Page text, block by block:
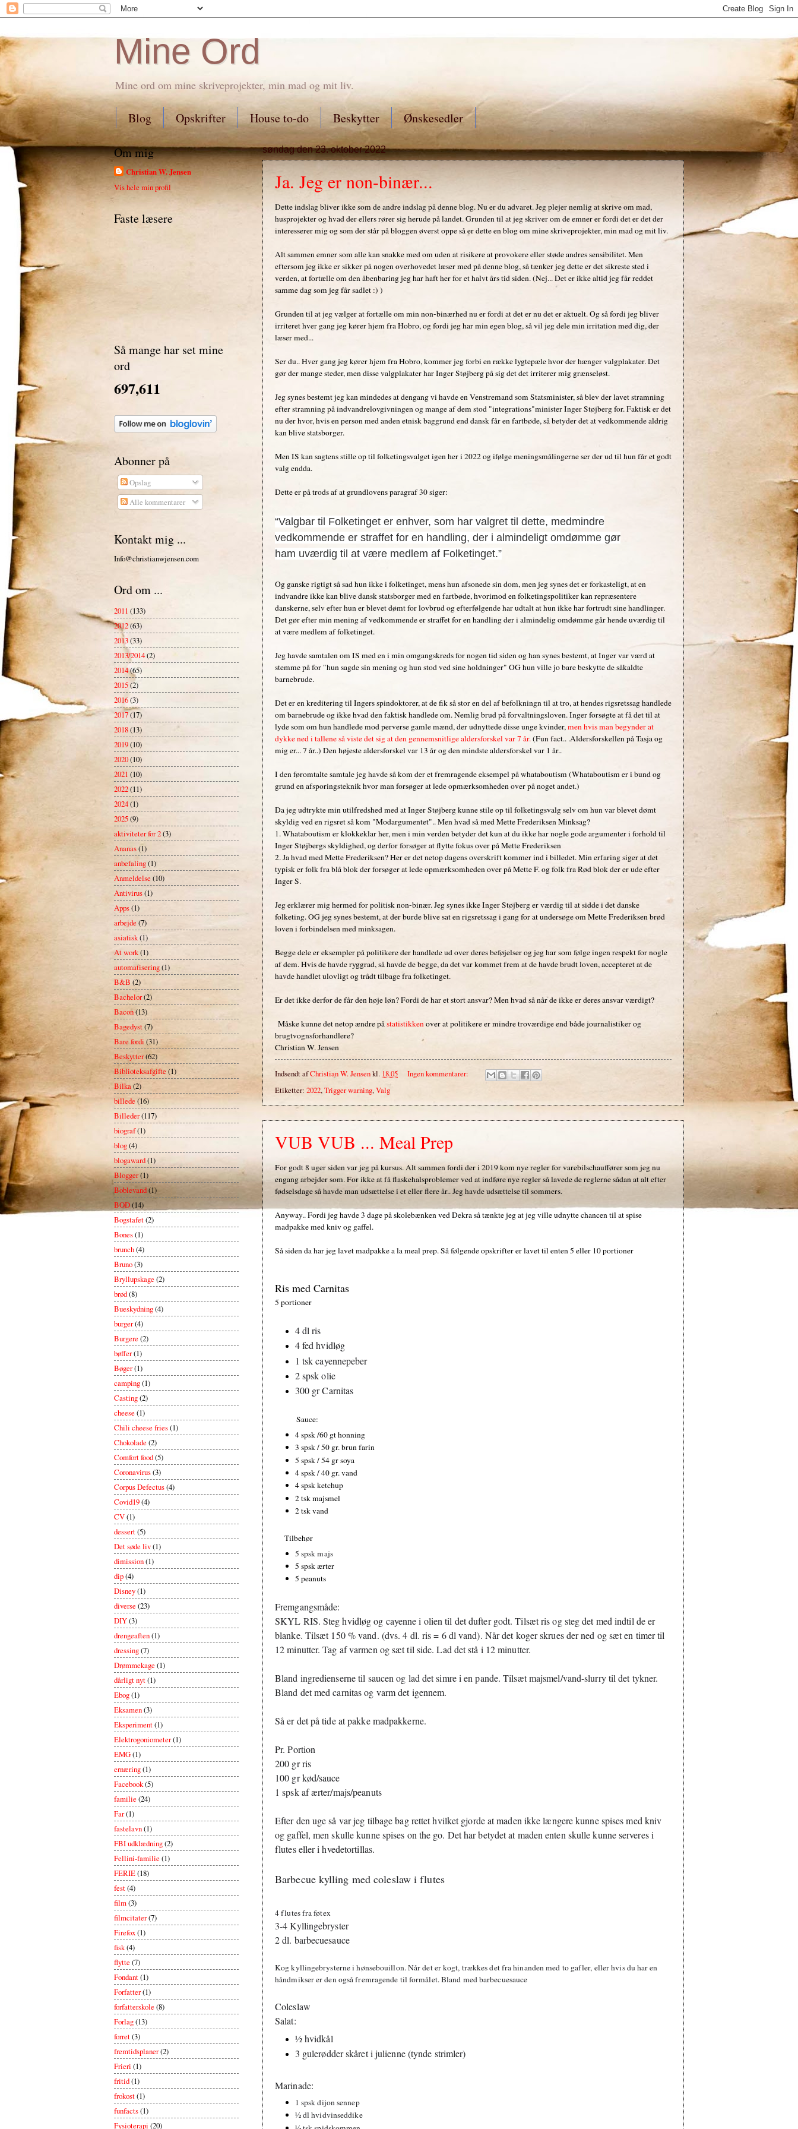
Mine Ord
Mine ord om mine skriveprojekter, min mad og mit liv.
Blog Opskrifter House to-do Beskytter Ønskesedler
søndag den 23. oktober 2022
Ja. Jeg er non-binær...
Dette indslag bliver ikke som de andre indslag på denne blog. Nu er du advaret. Jeg plejer nemlig at skrive om mad,
husprojekter og hvad der ellers rører sig herude på landet. Grunden til at jeg skriver om de emner er fordi det er det der
interesserer mig og som der står på bloggen øverst oppe så er dette en blog om mine skriveprojekter, min mad og mit liv.
Alt sammen emner som alle kan snakke med om uden at risikere at provokere eller støde andres sensibilitet. Men
eftersom jeg ikke er sikker på nogen overhovedet læser med på denne blog, så tænker jeg dette er det sikreste sted i
verden, at fortælle om den åbenbaring jeg har haft her for et halvt års tid siden. (Nej... Det er ikke altid jeg får reddet
samme dag som jeg får sadlet :) )
Grunden til at jeg vælger at fortælle om min non-binærhed nu er fordi at det er nu det er aktuelt. Og så fordi jeg bliver
irriteret hver gang jeg kører hjem fra Hobro, og fordi jeg har min egen blog, så vil jeg dele min irritation med dig, der
læser med...
Ser du.. Hver gang jeg kører hjem fra Hobro, kommer jeg forbi en række lygtepæle hvor der hænger valgplakater. Det
gør der mange steder, men disse valgplakater har Inger Støjberg på sig det det irriterer mig grænseløst.
Jeg synes bestemt jeg kan mindedes at dengang vi havde en Venstremand som Statsminister, så blev der lavet stramning
efter stramning på indvandrelovgivningen og mange af dem stod "integrations"minister Inger Støjberg for. Faktisk er det
nu der hvor, hvis en person med anden etnisk baggrund end dansk får en fartbøde, så betyder det at vedkommende aldrig
kan blive statsborger.
Men IS kan sagtens stille op til folketingsvalget igen her i 2022 og ifølge meningsmålingerne ser der ud til hun får et godt
valg endda.
Dette er på trods af at grundlovens paragraf 30 siger:
“Valgbar til Folketinget er enhver, som har valgret til dette, medmindre
vedkommende er straffet for en handling, der i almindeligt omdømme gør
ham uværdig til at være medlem af Folketinget.”
Og ganske rigtigt så sad hun ikke i folketinget, mens hun afsonede sin dom, men jeg synes det er forkasteligt, at en
indvandre ikke kan blive dansk statsborger med en fartbøde, hvorimod en folketingspolitiker kan repræsentere
danskerne, selv efter hun er blevet dømt for lovbrud og efterfølgende har udtalt at hun ikke har fortrudt sine handlinger.
Det gør efter min mening af vedkommende er straffet for en handling der i almindelig omdømme går hende uværdig til
at være medlem af folketinget.
Jeg havde samtalen om IS med en i min omgangskreds for nogen tid siden og han synes bestemt, at Inger var værd at
stemme på for "hun sagde sin mening og hun stod ved sine holdninger" OG hun ville jo bare beskytte de såkaldte
barnebrude.
Det er en kreditering til Ingers spindoktorer, at de fik så stor en del af befolkningn til at tro, at hendes rigsretssag handlede
om barnebrude og ikke hvad den faktisk handlede om. Nemlig brud på forvaltningsloven. Inger forsøgte at få det til at
lyde som om hun handlede mod perverse gamle mænd, der udnyttede disse unge kvinder,men hvis man begynder at
dykke ned i tallene så viste det sig at den gennemsnitlige aldersforskel var 7 år.(Fun fact.. .Aldersforskellen på Tasja og
mig er... 7 år..) Den højeste aldersforskel var 13 år og den mindste aldersforskel var 1 år..
I den føromtalte samtale jeg havde så kom der et fremragende eksempel på whataboutism (Whataboutism er i bund og
grund en afsporingsteknik hvor man forsøger at lede opmærksomheden over på noget andet.)
Da jeg udtrykte min utilfredshed med at Inger Støjberg kunne stile op til folketingsvalg selv om hun var blevet dømt
skyldig ved en rigsret så kom "Modargumentet".. Men hvad så med Mette Frederiksen Minksag?
1. Whataboutism er klokkeklar her, men i min verden betyder det kun at du ikke har nogle gode argumenter i forhold til
Inger Støjbergs skyldighed, og derfor forsøger at flytte fokus over på Mette Frederiksen
2. Ja hvad med Mette Frederiksen? Her er det netop dagens overskrift kommer ind i billedet. Min erfaring siger at det
typisk er folk fra blå blok der forsøger at lede opmærksomheden over på Mette F. og folk fra Rød blok der er ude efter
Inger S.
Jeg erklærer mig hermed for politisk non-binær. Jeg synes ikke Inger Støjberg er værdig til at sidde i det danske
folketing. OG jeg synes bestemt, at der burde blive sat en rigsretssag i gang for at undersøge om Mette Frederiksen brød
loven i forbindelsen med minksagen.
Begge dele er eksempler på politikere der handlede ud over deres beføjelser og jeg har som følge ingen respekt for nogle
af dem. Hvis de havde ryggrad, så havde de begge, da det var kommet frem at de havde brudt loven, accepteret at de
havde handlet ulovligt og trådt tilbage fra folketinget.
Er det ikke derfor de får den høje løn? Fordi de har et stort ansvar? Men hvad så når de ikke er deres ansvar værdigt?
Måske kunne det netop ændre påstatistikkenover at politikere er mindre troværdige end både journalistiker og
brugtvognsforhandlere?
Christian W. Jensen
Indsendt afChristian W. Jensenkl. 18.05
Ingen kommentarer:
Etiketter: 2022,Trigger warning,Valg
VUB VUB ... Meal Prep
For godt 8 uger siden var jeg på kursus. Alt sammen fordi der i 2019 kom nye regler for varebilschauffører som jeg nu
engang arbejder som. For ikke at få flaskehalsproblemer ved at indføre nye regler så lavede de reglerne sådan at alt efter
fødselsdage så havde man udsættelse i et eller flere år.. Jeg havde udsættelse til sommers.
Anyway.. Fordi jeg havde 3 dage på skolebænken ved Dekra så tænkte jeg at jeg ville udnytte chancen til at spise
madpakke med kniv og gaffel.
Så siden da har jeg lavet madpakke a la meal prep. Så følgende opskrifter er lavet til enten 5 eller 10 portioner
Ris med Carnitas
5 portioner
4 dl ris
4 fed hvidløg
1 tsk cayennepeber
2 spsk olie
300 gr Carnitas
Sauce:
4 spsk /60 gt honning
3 spsk / 50 gr. brun farin
5 spsk / 54 gr soya
4 spsk / 40 gr. vand
4 spsk ketchup
2 tsk majsmel
2 tsk vand
Tilbehør
5 spsk majs
5 spsk ærter
5 peanuts
Fremgangsmåde:
SKYL RIS. Steg hvidløg og cayenne i olien til det dufter godt. Tilsæt ris og steg det med indtil de er
blanke. Tilsæt 150 % vand. (dvs. 4 dl. ris = 6 dl vand). Når det koger skrues der ned og sæt en timer til
12 minutter. Tag af varmen og sæt til side. Lad det stå i 12 minutter.
Bland ingredienserne til saucen og lad det simre i en pande. Tilsæt majsmel/vand-slurry til det tykner.
Bland det med carnitas og varm det igennem.
Så er det på tide at pakke madpakkerne.
Pr. Portion
200 gr ris
100 gr kød/sauce
1 spsk af ærter/majs/peanuts
Efter den uge så var jeg tilbage bag rettet hvilket gjorde at maden ikke længere kunne spises med kniv
og gaffel, men skulle kunne spises on the go. Det har betydet at maden enten skulle kunne serveres i
flutes eller i hvedetortillas.
Barbecue kylling med coleslaw i flutes
4 flutes fra føtex
3-4 Kyllingebryster
2 dl. barbecuesauce
Kog kyllingebrysterne i hønsebouillon. Når det er kogt, trækkes det fra hinanden med to gafler, eller hvis du har en
håndmikser er den også fremragende til formålet. Bland med barbecuesauce
Coleslaw
Salat:
½ hvidkål
3 gulerødder skåret i julienne (tynde strimler)
Marinade:
1 spsk dijon sennep
½ dl hvidvinseddike
Om mig
Christian W. Jensen
Vis hele min profil
Faste læsere
Så mange har set mine
ord
697,611
Abonner på
Opslag
Alle kommentarer
Kontakt mig ...
Info@christianwjensen.com
Ord om ...
2011 (133)
2012(63)
2013(33)
2013/2014(2)
2014(65)
2015(2)
2016(3)
2017(17)
2018(13)
2019(10)
2020(10)
2021 (10)
2022(11)
2024(1)
2025(9)
aktiviteter for 2(3)
Ananas(1)
anbefaling(1)
Anmeldelse(10)
Antivirus(1)
Apps(1)
arbejde (7)
asiatisk(1)
At work(1)
automatisering(1)
B&B (2)
Bachelor(2)
Bacon(13)
Bagedyst(7)
Bare fordi (31)
Beskytter(62)
Biblioteksafgifte (1)
Bilka(2)
billede (16)
Billeder(117)
biograf(1)
blog(4)
blogaward(1)
Blogger(1)
Boblevand(1)
BOD(14)
Bogstafet(2)
Bones(1)
brunch(4)
Bruno(3)
Bryllupskage(2)
brød(8)
Bueskydning(4)
burger(4)
Burgere(2)
bøffer(1)
Bøger(1)
camping(1)
Casting(2)
cheese(1)
Chili cheese fries(1)
Chokolade(2)
Comfort food(5)
Coronavirus(3)
Corpus Defectus(4)
Covid19(4)
CV(1)
dessert(5)
Det søde liv(1)
dimission(1)
dip(4)
Disney(1)
diverse(23)
DIY(3)
drengeaften(1)
dressing(7)
Drømmekage(1)
dårligt nyt(1)
Ebog(1)
Eksamen(3)
Eksperiment(1)
Elektrogoniometer(1)
EMG(1)
ernæring(1)
Facebook(5)
familie(24)
Far(1)
fastelavn(1)
FBI udklædning(2)
Fellini-familie(1)
FERIE(18)
fest(4)
film(3)
filmcitater(7)
Firefox(1)
fisk(4)
flytte(7)
Fondant(1)
Forfatter(1)
forfatterskole(8)
Forlag(13)
forret(3)
fremtidsplaner(2)
Frieri (1)
fritid(1)
frokost(1)
funfacts(1)
Fysioterapi (20)